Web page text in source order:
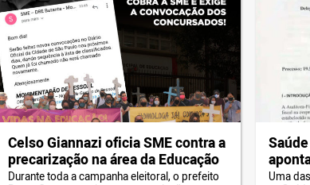
Celso Giannazi oficia SME contra a
precarização na área da Educação
Durante toda a campanha eleitoral, o prefeito
Uma